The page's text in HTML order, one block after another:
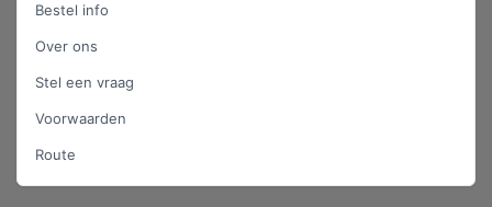
Bestel info
Over ons
Stel een vraag
Voorwaarden
Route